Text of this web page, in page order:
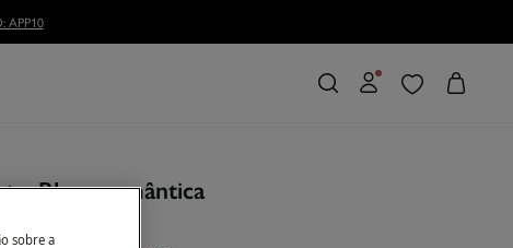
Blusa romântica
sobre a